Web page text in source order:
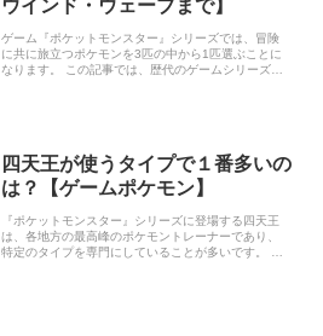
ウインド・ウェーブまで】
ゲーム『ポケットモンスター』シリーズでは、冒険
に共に旅立つポケモンを3匹の中から1匹選ぶことに
なります。 この記事では、歴代のゲームシリーズで
四天王が使うタイプで１番多いの
は？【ゲームポケモン】
『ポケットモンスター』シリーズに登場する四天王
は、各地方の最高峰のポケモントレーナーであり、
特定のタイプを専門にしていることが多いです。 今